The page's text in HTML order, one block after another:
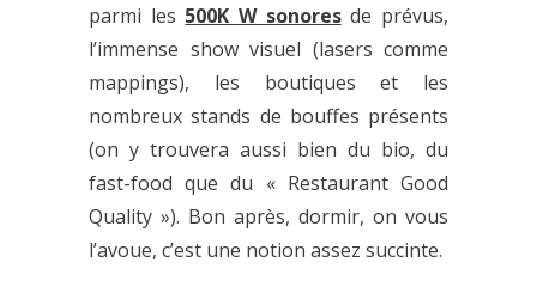
parmi les 500K W sonoresde prévus,
l’immense show visuel (lasers comme
mappings), les boutiques et les
nombreux stands de bouffes présents
(on y trouvera aussi bien du bio, du
fast-food que du « Restaurant Good
Quality »). Bon après, dormir, on vous
l’avoue, c’est une notion assez succinte.